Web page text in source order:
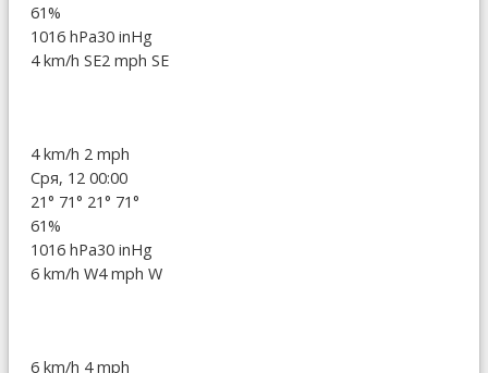
61%
1016 hPa30 inHg
4 km/h SE2 mph SE
4 km/h 2 mph
Сря, 12 00:00
21° 71° 21° 71°
61%
1016 hPa30 inHg
6 km/h W4 mph W
6 km/h 4 mph